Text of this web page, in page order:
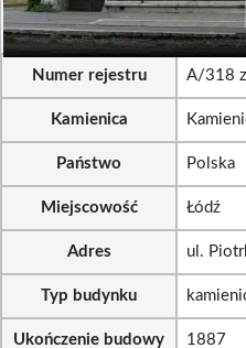
Numer rejestru A/318
Kamienica
Państwo Polska
Miejscowość Łódź
Adres ul.
Typ budynku
Ukończenie budowy 1887